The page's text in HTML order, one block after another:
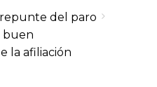
del paro
buen
la afiliación